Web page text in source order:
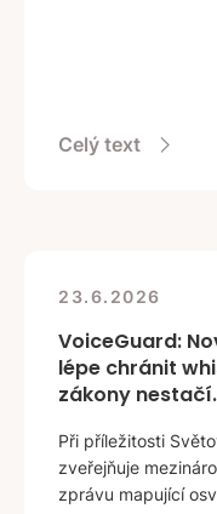
Celý text
23.6.2026
VoiceGuard:
lépe chránit
zákony nestačí.
Při příležitosti
zveřejňuje
zprávu mapující